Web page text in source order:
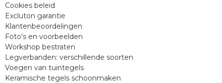
Cookies beleid
Excluton garantie
Klantenbeoordelingen
Foto's en voorbeelden
Workshop bestraten
Legverbanden: verschillende soorten
Voegen van tuintegels
Keramische tegels schoonmaken